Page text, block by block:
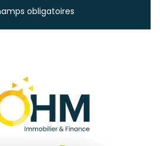
obligatoires